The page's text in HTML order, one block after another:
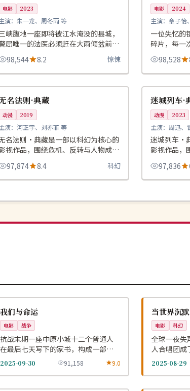
电影 2023
演：朱一龙、周冬雨 等
峡腹地一座即将被江水淹没的县城，
局唯一的法医必须赶在大雨倾盆前破
解最后一桩案件。
98,544 8.2 惊悚
电影 2024
主演： 章子怡
一位失忆的
碎片，每一
98,528
韩国
结 99:51
名法则·典藏
动漫 2019
演：河正宇、刘亦菲 等
名法则·典藏是一部以科幻为核心的
视作品，围绕危机、反转与人物成长
展开，整体节奏紧凑，值得推荐观看。
97,874 8.4 科幻
美国
院线
迷城列车·
动漫 2023
主演： 周迅、
迷城列车·
影视作品，
展开，整
97,836
中国
我们与命运
电影 战争
抗战末期一座中原小城十二个普通人
在最后七天写下的家书，构成一部沉
默的胜利日记。
2025-09-30 91,158 9.0
英国
当世界沉默
电影 科幻
全球一夜失
人合唱团成
翻译。
2025-08-29